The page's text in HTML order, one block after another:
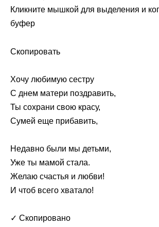
Кликните мышкой для выделения и
буфер
Скопировать
Хочу любимую сестру
С днем матери поздравить,
Ты сохрани свою красу,
Сумей еще прибавить,
Недавно были мы детьми,
Уже ты мамой стала.
Желаю счастья и любви!
И чтоб всего хватало!
✓ Скопировано